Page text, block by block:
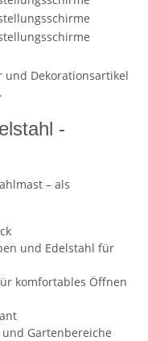
und Dekorationsartikel
-
– als
und Edelstahl für
komfortables Öffnen
Gartenbereiche